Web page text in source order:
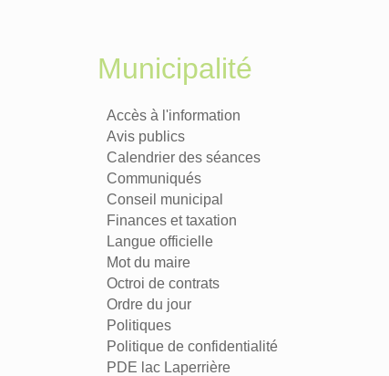
Municipalité
Accès à l'information
Avis publics
Calendrier des séances
Communiqués
Conseil municipal
Finances et taxation
Langue officielle
Mot du maire
Octroi de contrats
Ordre du jour
Politiques
Politique de confidentialité
PDE lac Laperrière